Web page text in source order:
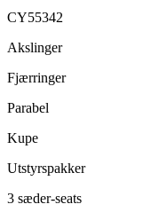
CY55342
Akslinger
Fjærringer
Parabel
Kupe
Utstyrspakker
3 sæder-seats